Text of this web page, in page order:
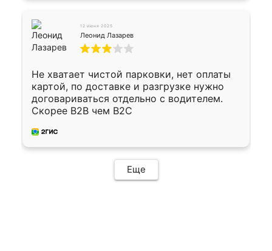
12 июня 2025
Леонид Лазарев
Не хватает чистой парковки, нет оплаты
картой, по доставке и разгрузке нужно
договариваться отдельно с водителем.
Скорее B2B чем B2C
Еще